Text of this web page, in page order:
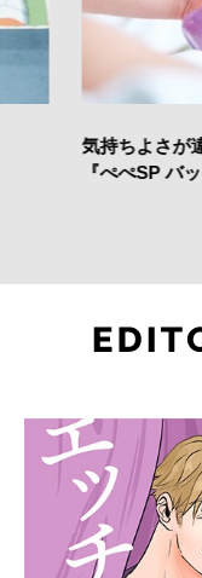
気持ちよさが
『ぺぺSP バ